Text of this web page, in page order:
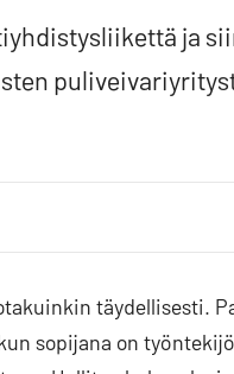
ja
täydellisesti.
sopijana on